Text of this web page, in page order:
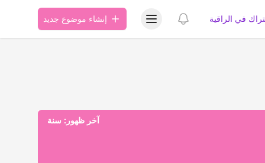
في الراقية عرض الإشعاراتعرض قائمة المستخدمإنشاء موضوع جديد
آخر ظهور: سنة